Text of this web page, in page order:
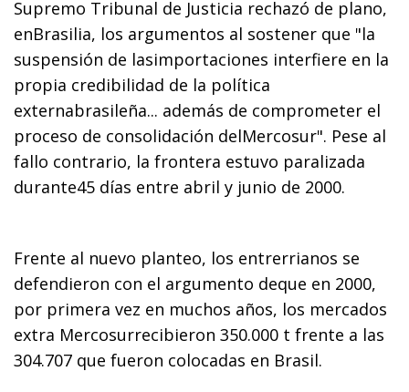
Supremo Tribunal de Justicia rechazó de plano,
enBrasilia, los argumentos al sostener que "la
suspensión de lasimportaciones interfiere en la
propia credibilidad de la política
externabrasileña... además de comprometer el
proceso de consolidación delMercosur". Pese al
fallo contrario, la frontera estuvo paralizada
durante45 días entre abril y junio de 2000.
Frente al nuevo planteo, los entrerrianos se
defendieron con el argumento deque en 2000,
por primera vez en muchos años, los mercados
extra Mercosurrecibieron 350.000 t frente a las
304.707 que fueron colocadas en Brasil.